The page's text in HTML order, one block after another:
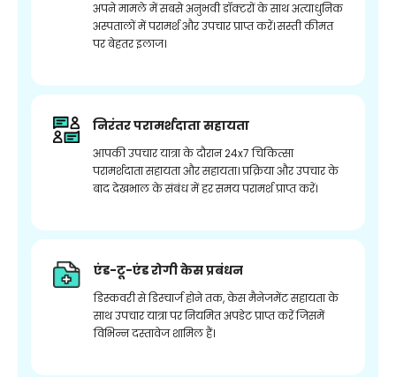
अपने मामले में सबसे अनुभवी डॉक्टरों के साथ अत्याधुनिक
अस्पतालों में परामर्श और उपचार प्राप्त करें। सस्ती कीमत
पर बेहतर इलाज।
निरंतर परामर्शदाता सहायता
आपकी उपचार यात्रा के दौरान 24x7 चिकित्सा
परामर्शदाता सहायता और सहायता। प्रक्रिया और उपचार के
बाद देखभाल के संबंध में हर समय परामर्श प्राप्त करें।
एंड-टू-एंड रोगी केस प्रबंधन
डिस्कवरी से डिस्चार्ज होने तक, केस मैनेजमेंट सहायता के
साथ उपचार यात्रा पर नियमित अपडेट प्राप्त करें जिसमें
विभिन्न दस्तावेज शामिल हैं।